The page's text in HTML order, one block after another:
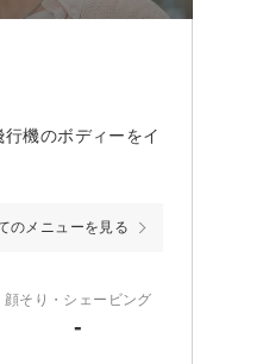
機のボディーをイ
のメニューを見る
顔そり・シェービング
-